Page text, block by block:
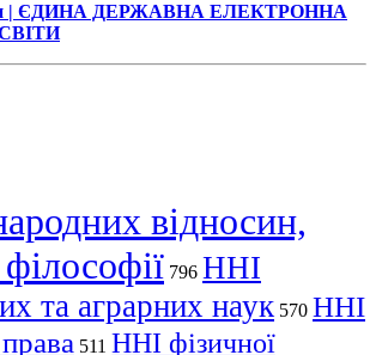
| ЄДИНА ДЕРЖАВНА ЕЛЕКТРОННА
відносин,
філософії 796 ННІ
та аграрних наук 570 ННІ
511 ННІ фізичної